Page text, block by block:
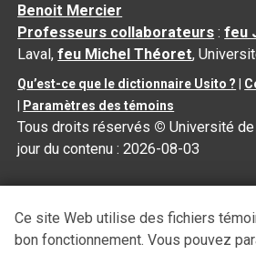
Benoit Mercier
Professeurs collaborateurs :feu
Laval,feu Michel Théoret,
Qu’est-ce que le dictionnaire Usito ? |
| Paramètres des témoins
Tous droits réservés © Université
jour du contenu :2026-08-03
Ce site Web utilise des fichiers
bon fonctionnement. Vous pouvez